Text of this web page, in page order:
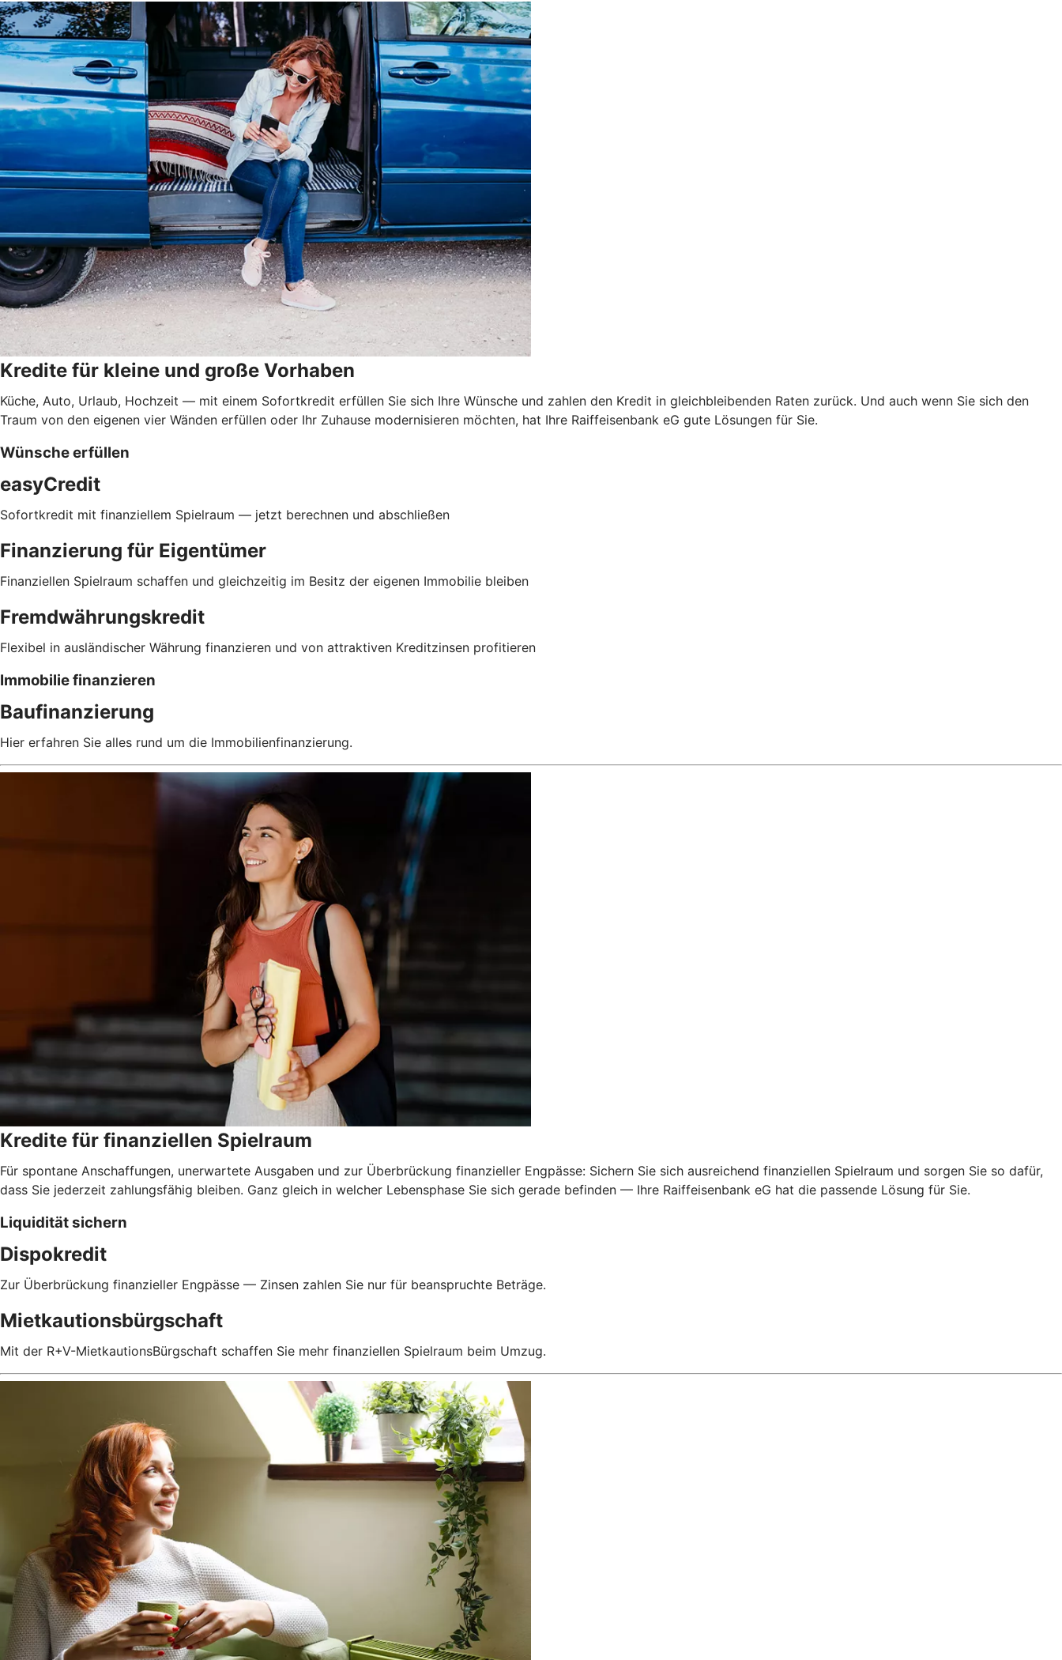
Kredite für kleine und große Vorhaben
Küche, Auto, Urlaub, Hochzeit — mit einem Sofortkredit erfüllen Sie sich Ihre Wünsche und zahlen den Kredit in gleichbleibenden Raten zurück. Und auch wenn Sie sich den
Traum von den eigenen vier Wänden erfüllen oder Ihr Zuhause modernisieren möchten, hat Ihre Raiffeisenbank eG gute Lösungen für Sie.
Wünsche erfüllen
easyCredit
Sofortkredit mit finanziellem Spielraum — jetzt berechnen und abschließen
Finanzierung für Eigentümer
Finanziellen Spielraum schaffen und gleichzeitig im Besitz der eigenen Immobilie bleiben
Fremdwährungskredit
Flexibel in ausländischer Währung finanzieren und von attraktiven Kreditzinsen profitieren
Immobilie finanzieren
Baufinanzierung
Hier erfahren Sie alles rund um die Immobilienfinanzierung.
Kredite für finanziellen Spielraum
Für spontane Anschaffungen, unerwartete Ausgaben und zur Überbrückung finanzieller Engpässe: Sichern Sie sich ausreichend finanziellen Spielraum und sorgen Sie so dafür,
dass Sie jederzeit zahlungsfähig bleiben. Ganz gleich in welcher Lebensphase Sie sich gerade befinden — Ihre Raiffeisenbank eG hat die passende Lösung für Sie.
Liquidität sichern
Dispokredit
Zur Überbrückung finanzieller Engpässe — Zinsen zahlen Sie nur für beanspruchte Beträge.
Mietkautionsbürgschaft
Mit der R+V-MietkautionsBürgschaft schaffen Sie mehr finanziellen Spielraum beim Umzug.